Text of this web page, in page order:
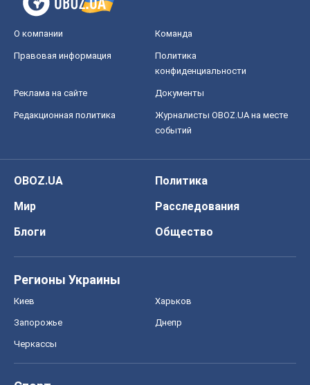
О компании Команда
Правовая информация
Политика
конфиденциальности
Реклама на сайте Документы
Редакционная политика
Журналисты OBOZ.UA на месте
событий
OBOZ.UA
Политика
Мир
Расследования
Блоги
Общество
Регионы Украины
Киев Харьков
Запорожье Днепр
Черкассы